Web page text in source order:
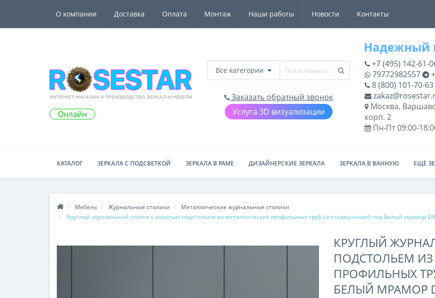
О компании Доставка Оплата Монтаж Наши работы Новости Контакты
Онлайн
Все категории
Заказать обратный звонок
Услуга 3D визуализации
+7 (495) 142-61-
79772982557
8 (800) 101-70-63
Москва,
корп. 2
Пн-Пт 09:00-
КАТАЛОГ ЗЕРКАЛА С ПОДСВЕТКОЙ ЗЕРКАЛА В РАМЕ ДИЗАЙНЕРСКИЕ ЗЕРКАЛА ЗЕРКАЛА В ВАННУЮ ЕЩЁ
Мебель Журнальные столики
Металлические журнальные столики
Круглый журнальный столик с золотым подстольем из металлических профильных труб со столешницей под Белый мрамор
КРУГЛЫЙ
ПОДСТОЛЬЕМ
ПРОФИЛЬНЫХ
БЕЛЫЙ МРАМОР